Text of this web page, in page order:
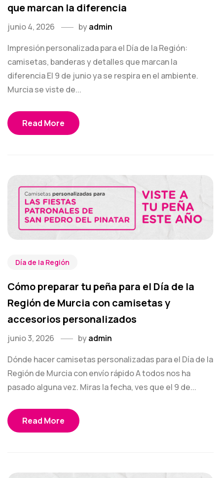
que marcan la diferencia
junio 4, 2026 byadmin
Impresión personalizada para el Día de la Región:
camisetas, banderas y detalles que marcan la
diferencia El 9 de junio ya se respira en el ambiente.
Murcia se viste de...
Read More
Día de la Región
Cómo preparar tu peña para el Día de la
Región de Murcia con camisetas y
accesorios personalizados
junio 3, 2026 byadmin
Dónde hacer camisetas personalizadas para el Día de la
Región de Murcia con envío rápido A todos nos ha
pasado alguna vez. Miras la fecha, ves que el 9 de...
Read More